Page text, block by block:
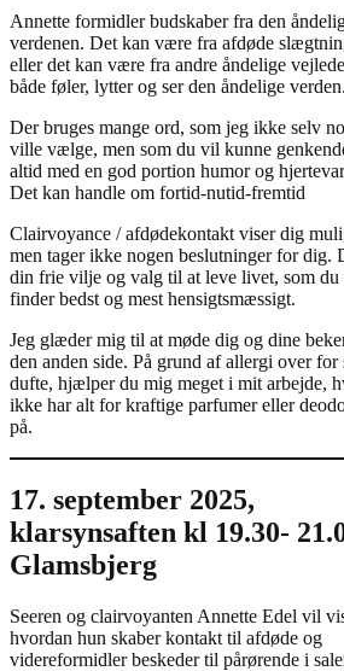
Annette formidler budskaber fra den
verdenen. Det kan være fra afdøde
eller det kan være fra andre åndelige
både føler, lytter og ser den åndelige verden.
Der bruges mange ord, som jeg ikke selv
ville vælge, men som du vil kunne
altid med en god portion humor og
Det kan handle om fortid-nutid-fremtid
Clairvoyance / afdødekontakt viser dig
men tager ikke nogen beslutninger for dig.
din frie vilje og valg til at leve livet, som du
finder bedst og mest hensigtsmæssigt.
Jeg glæder mig til at møde dig og dine
den anden side. På grund af allergi over
dufte, hjælper du mig meget i mit arbejde,
ikke har alt for kraftige parfumer eller
på.
17. september 2025,
klarsynsaften kl 19.30-
Glamsbjerg
Seeren og clairvoyanten Annette Edel vil
hvordan hun skaber kontakt til afdøde og
videreformidler beskeder til pårørende i